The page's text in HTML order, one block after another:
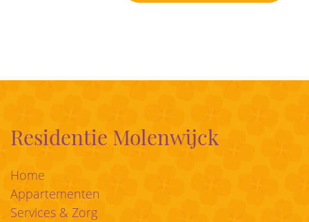
Residentie Molenwijck
Home
Appartementen
Services & Zorg